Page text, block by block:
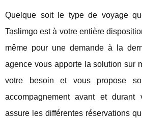
Quelque soit le type de voyage
Taslimgo est à votre entière
même pour une demande à la
agence vous apporte la solution sur
votre besoin et vous propose
accompagnement avant et durant
assure les différentes réservations